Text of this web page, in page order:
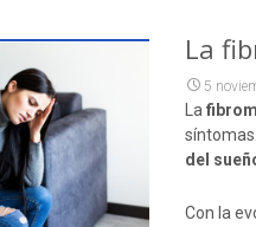
La
5
La
del
Con la